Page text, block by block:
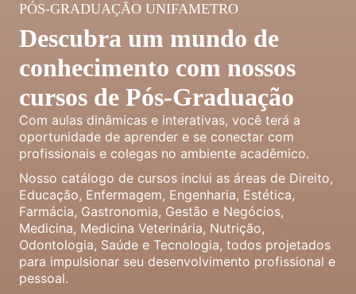
PÓS-GRADUAÇÃO UNIFAMETRO
Descubra um mundo de
conhecimento com nossos
cursos de Pós-Graduação
Com aulas dinâmicas e interativas, você terá a
oportunidade de aprender e se conectar com
profissionais e colegas no ambiente acadêmico.
Nosso catálogo de cursos inclui as áreas de Direito,
Educação, Enfermagem, Engenharia, Estética,
Farmácia, Gastronomia, Gestão e Negócios,
Medicina, Medicina Veterinária, Nutrição,
Odontologia, Saúde e Tecnologia, todos projetados
para impulsionar seu desenvolvimento profissional e
pessoal.